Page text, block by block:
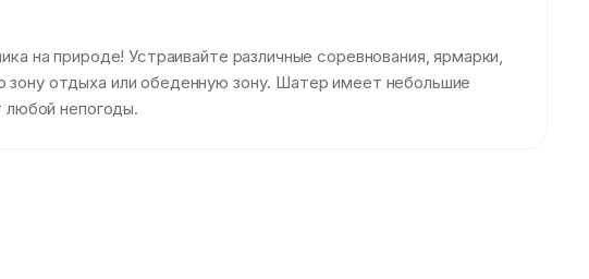
на природе! Устраивайте различные соревнования, ярмарки,
отдыха или обеденную зону. Шатер имеет небольшие
любой непогоды.